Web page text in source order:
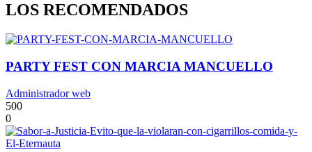
LOS RECOMENDADOS
PARTY FEST CON MARCIA MANCUELLO
Administrador web
500
0